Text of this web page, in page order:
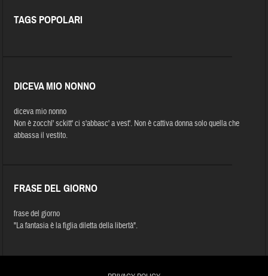
TAGS POPOLARI
DICEVA MIO NONNO
diceva mio nonno
Non è zocchl' sckitt' ci s'abbasc' a vest'. Non è cattiva donna solo quella che
abbassa il vestito.
FRASE DEL GIORNO
frase del giorno
"La fantasia è la figlia diletta della libertà".